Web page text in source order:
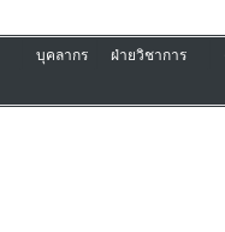
บุคลากร ฝ่ายวิชาการ